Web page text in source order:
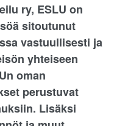
ry, ESLU on
sitoutunut
vastuullisesti ja
yhteiseen
oman
perustuvat
Lisäksi